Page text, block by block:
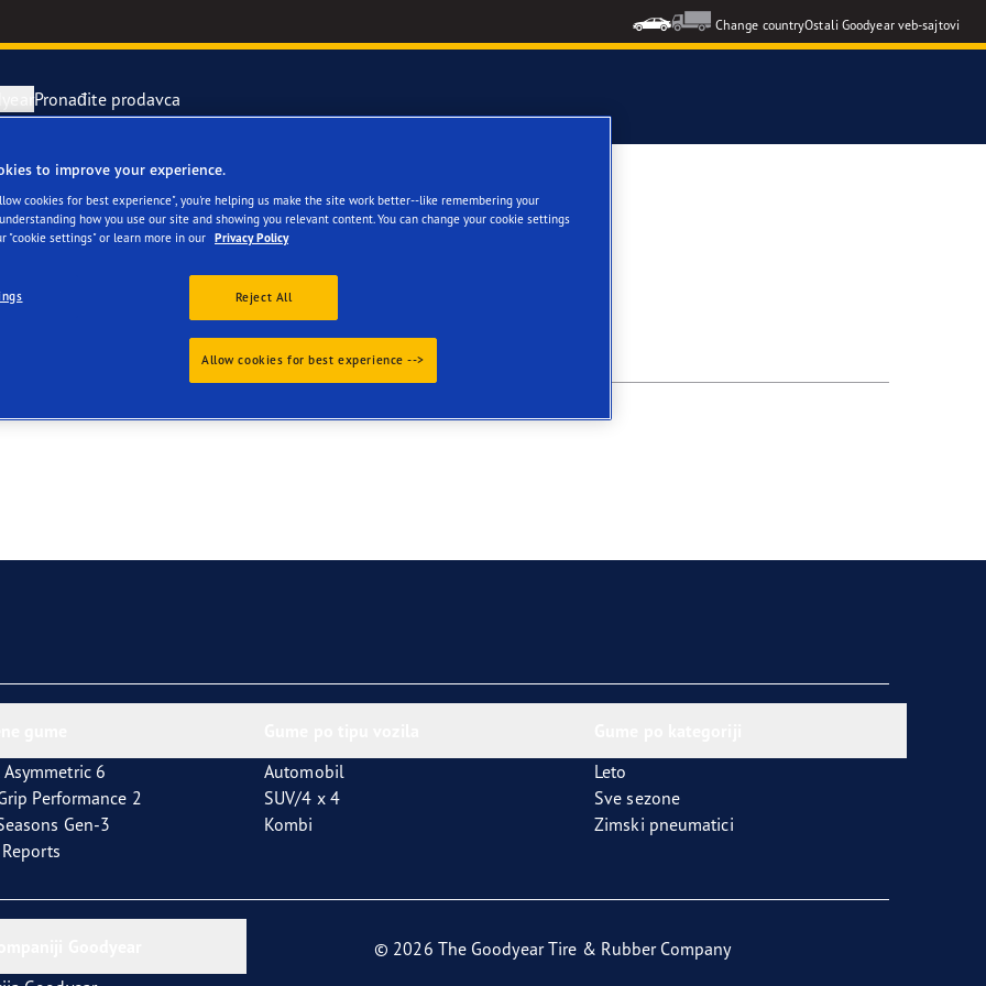
Change countryOstali Goodyear veb-sajtovi
i zamena pneumatika
4Seasons GEN-3
Pronađite prodavca
Asymmetric 6
Performance 2
Gen-3
Automobil
SUV/4 x 4
Kombi
Leto
Sve sezone
Zimski pneumatici
© 2026 The Goodyear Tire & Rubber Company
to improve your experience.
cookies for best experience", you're helping us make the site work better--like remembering your
how you use our site and showing you relevant content. You can change your cookie settings
"cookie settings" or learn more in our Privacy Policy
Reject All
Allow cookies for best experience -->